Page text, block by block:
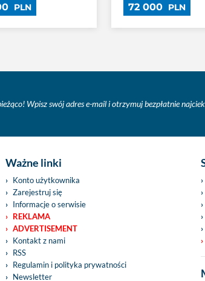
PLN 72 000 PLN
Wpisz swój adres e-mail i otrzymuj bezpłatnie
Ważne linki
Konto użytkownika
Zarejestruj się
Informacje o serwisie
REKLAMA
ADVERTISEMENT
Kontakt z nami
RSS
Regulamin i polityka prywatności
Newsletter